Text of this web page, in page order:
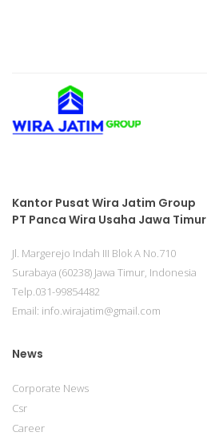
Kantor Pusat Wira Jatim Group
PT Panca Wira Usaha Jawa Timur
Jl. Margerejo Indah III Blok A No.710
Surabaya (60238) Jawa Timur, Indonesia
Telp.031-99854482
Email: info.wirajatim@gmail.com
News
Corporate News
Csr
Career